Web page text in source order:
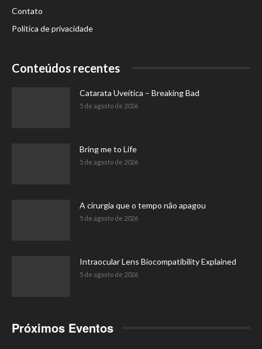
Contato
Política de privacidade
Conteúdos recentes
Catarata Uveítica – Breaking Bad
5 de agosto de 2026
Bring me to Life
5 de agosto de 2026
A cirurgia que o tempo não apagou
5 de agosto de 2026
Intraocular Lens Biocompatibility Explained
5 de agosto de 2026
Próximos Eventos